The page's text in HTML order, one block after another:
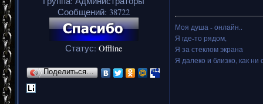
Сообщений: 38722
Статус: Offline
Поделиться…
Моя душа - онлайн..
Я где-то рядом,
Я за стеклом экрана
Я далеко и близко, как ни